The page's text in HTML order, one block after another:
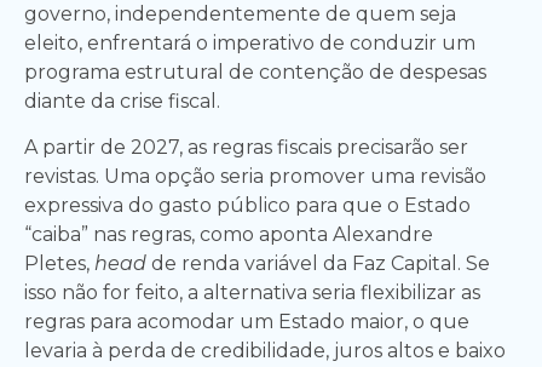
governo, independentemente de quem seja
eleito, enfrentará o imperativo de conduzir um
programa estrutural de contenção de despesas
diante da crise fiscal.
A partir de 2027, as regras fiscais precisarão ser
revistas. Uma opção seria promover uma revisão
expressiva do gasto público para que o Estado
“caiba” nas regras, como aponta Alexandre
Pletes, head de renda variável da Faz Capital. Se
isso não for feito, a alternativa seria flexibilizar as
regras para acomodar um Estado maior, o que
levaria à perda de credibilidade, juros altos e baixo